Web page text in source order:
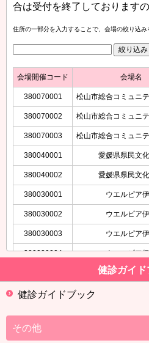
合は受付を終了しております
住所の一部分を入力することで、会場の絞り込み
会場開催コード 会場名
380070001 松山市総合コミュニ
380070002 松山市総合コミュニ
380070003 松山市総合コミュニ
380040001 愛媛県県民文
380040002 愛媛県県民文
380030001 ウエルピア
380030002 ウエルピア
380030003 ウエルピア
380030004 ウエルピア
ウエルピア伊
健診ガイド
健診ガイドブック